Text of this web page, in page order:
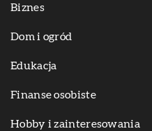
Biznes
Dom i ogród
Edukacja
Finanse osobiste
Hobby i zainteresowania